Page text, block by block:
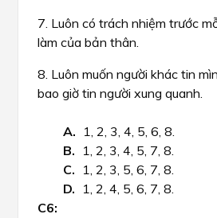
7. Luôn có trách nhiệm trước
làm của bản thân.
8. Luôn muốn người khác tin
bao giờ tin người xung quanh.
1, 2, 3, 4, 5, 6, 8.
1, 2, 3, 4, 5, 7, 8.
1, 2, 3, 5, 6, 7, 8.
1, 2, 4, 5, 6, 7, 8.